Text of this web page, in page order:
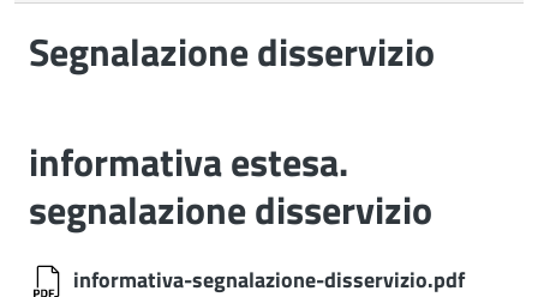
Segnalazione disservizio
informativa estesa.
segnalazione disservizio
informativa-segnalazione-disservizio.pdf